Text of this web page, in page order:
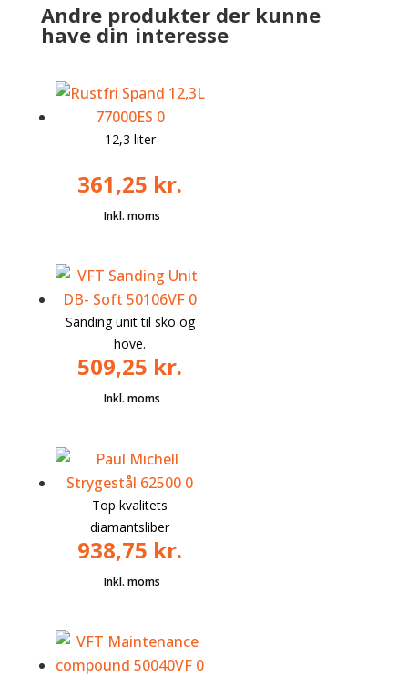
Andre produkter der kunne
have din interesse
12,3 liter
361,25 kr.
Sanding unit til sko og
hove.
509,25 kr.
Top kvalitets
diamantsliber
938,75 kr.